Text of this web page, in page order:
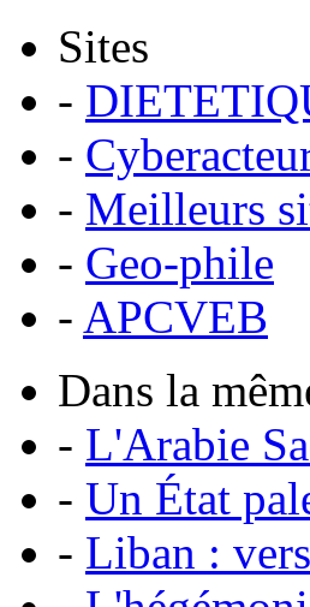
Sites
-
-
- Meilleurs
- Geo-phile
- APCVEB
Dans la
- L'Arabie
- Un État
- Liban :